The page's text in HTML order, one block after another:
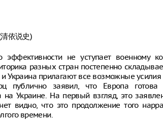
依说史)
эффективности не уступает военному
разных стран постепенно
Украина прилагают все возможные
публично заявил, что Европа
на Украине. На первый взгляд, это
видно, что это продолжение того
времени.